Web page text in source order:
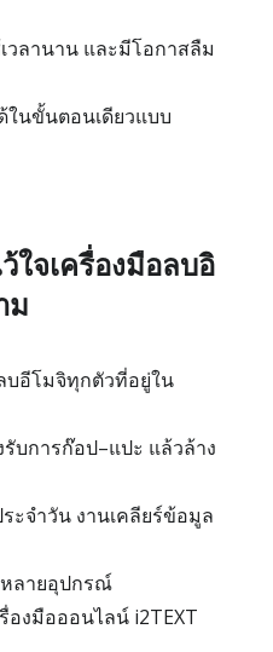
วลานาน และมีโอกาสลืม
ในขั้นตอนเดียวแบบ
ใจเครื่องมือลบอิ
ม
บอีโมจิทุกตัวที่อยู่ใน
บการก๊อป–แปะ แล้วล้าง
ะจำวัน งานเคลียร์ข้อมูล
ลายอุปกรณ์
องมือออนไลน์ i2TEXT